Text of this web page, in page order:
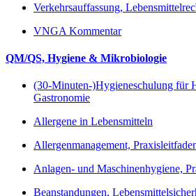
Verkehrsauffassung,
VNGA Kommentar
QM/QS, Hygiene & Mikrobiologie
(30-Minuten-)Hygieneschulung für
Gastronomie
Allergene in Lebensmitteln
Allergenmanagement,
Anlagen- und Maschinenhygiene,
Beanstandungen,